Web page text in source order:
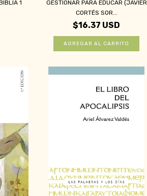
1
GESTIONAR PARA EDUCAR (JAVIER
CORTÉS SOR...
$16.37 USD